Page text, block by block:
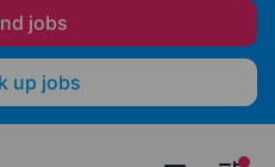
jobs
up jobs